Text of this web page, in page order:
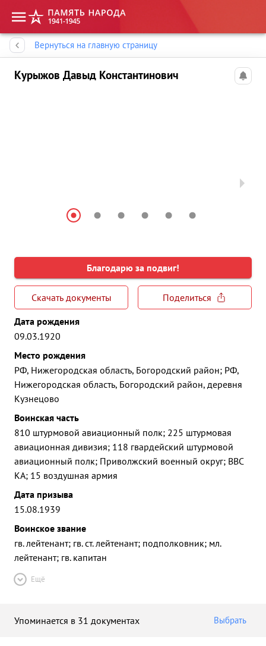
Вернуться на главную страницу
Курыжов Давыд Константинович
Благодарю за подвиг!
Скачать документы
Поделиться
Дата рождения
09.03.1920
Место рождения
РФ, Нижегородская область, Богородский район; РФ,
Нижегородская область, Богородский район, деревня
Кузнецово
Воинская часть
810 штурмовой авиационный полк; 225 штурмовая
авиационная дивизия; 118 гвардейский штурмовой
авиационный полк; Приволжский военный округ; ВВС
КА; 15 воздушная армия
Дата призыва
15.08.1939
Воинское звание
гв. лейтенант; гв. ст. лейтенант; подполковник; мл.
лейтенант; гв. капитан
Ещё
Упоминается в 31 документах Выбрать
Память народа